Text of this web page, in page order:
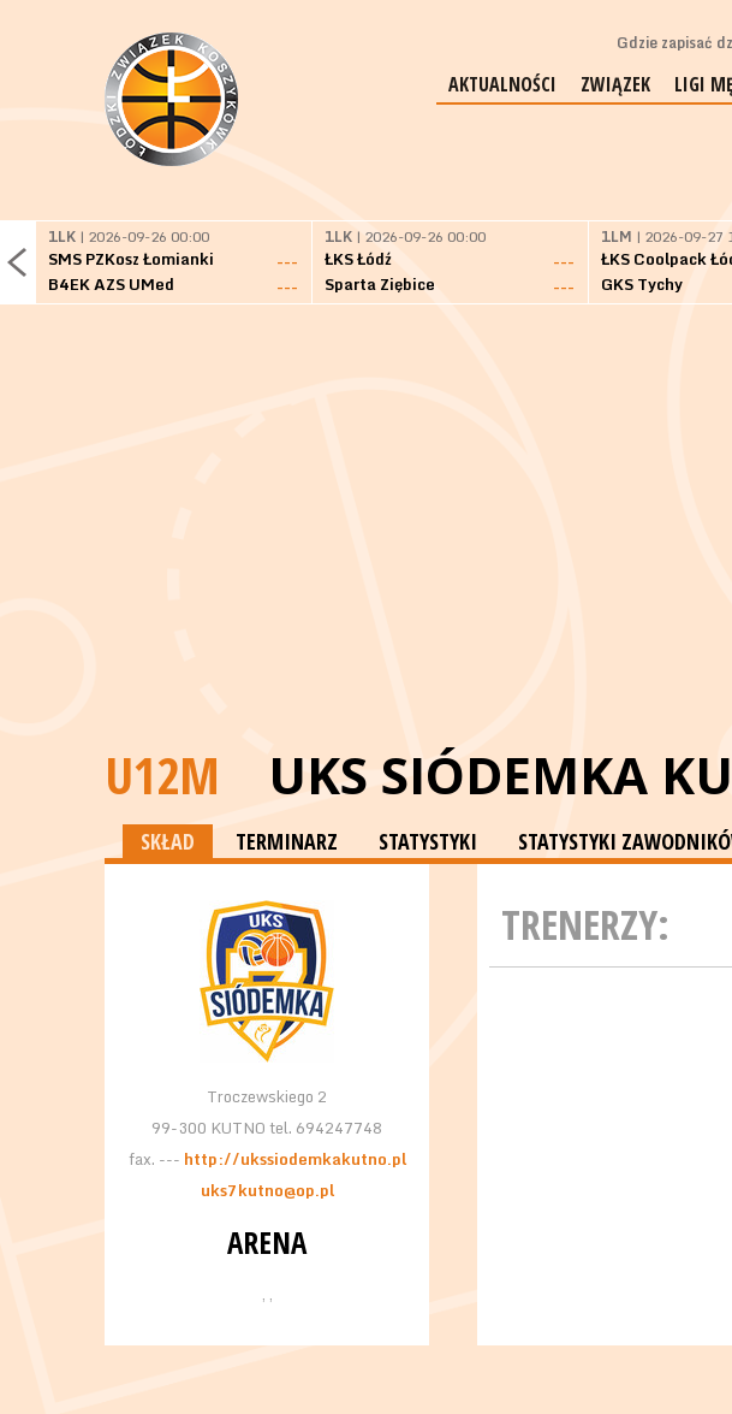
Gdzie zapisać
AKTUALNOŚCI ZWIĄZEK LIGI
1LK | 2026-09-26 00:00
SMS PZKosz Łomianki
---
B4EK AZS UMed
---
1LK | 2026-09-26 00:00
ŁKS Łódź
---
Sparta Ziębice
---
1LM | 2026-09-27
ŁKS Coolpack
GKS Tychy
U12M UKS SIÓDEMKA
SKŁAD TERMINARZ STATYSTYKI STATYSTYKI
Troczewskiego 2
99-300 KUTNO tel. 694247748
fax. --- http://ukssiodemkakutno.pl
uks7kutno@op.pl
ARENA
, ,
TRENERZY: